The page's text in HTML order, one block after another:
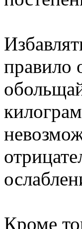
правило
Кроме